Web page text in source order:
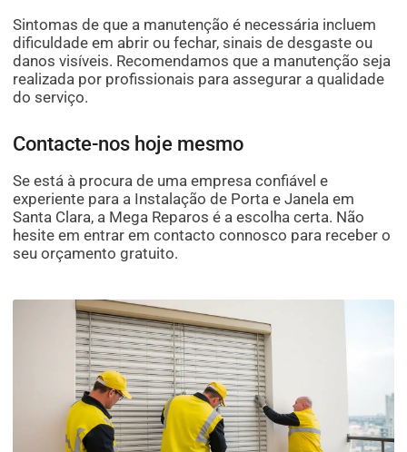
Sintomas de que a manutenção é necessária incluem
dificuldade em abrir ou fechar, sinais de desgaste ou
danos visíveis. Recomendamos que a manutenção seja
realizada por profissionais para assegurar a qualidade
do serviço.
Contacte-nos hoje mesmo
Se está à procura de uma empresa confiável e
experiente para a Instalação de Porta e Janela em
Santa Clara, a Mega Reparos é a escolha certa. Não
hesite em entrar em contacto connosco para receber o
seu orçamento gratuito.